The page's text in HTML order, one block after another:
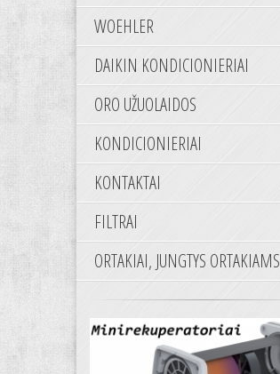
WOEHLER
DAIKIN KONDICIONIERIAI
ORO UŽUOLAIDOS
KONDICIONIERIAI
KONTAKTAI
FILTRAI
ORTAKIAI, JUNGTYS ORTAKIAMS